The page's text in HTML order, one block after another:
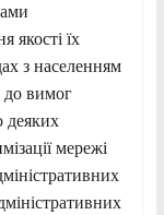
якості їх
з населенням
до вимог
деяких
мережі